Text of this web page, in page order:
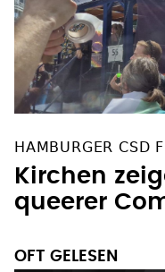
HAMBURGER CSD
Kirchen
queerer
OFT GELESEN